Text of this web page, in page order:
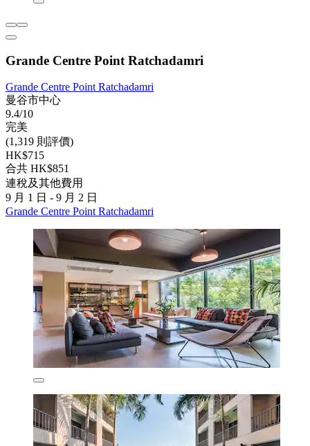
Grande Centre Point Ratchadamri
Grande Centre Point Ratchadamri
曼谷市中心
9.4/10
完美
(1,319 則評價)
HK$715
合共 HK$851
連稅及其他費用
9 月 1 日 - 9 月 2 日
Grande Centre Point Ratchadamri